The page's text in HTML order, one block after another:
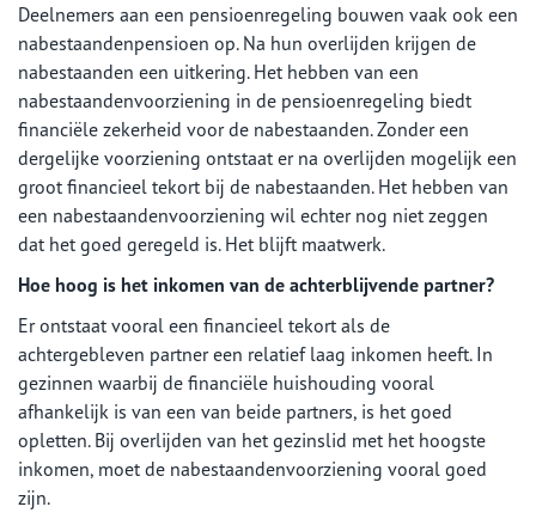
Deelnemers aan een pensioenregeling bouwen vaak ook een
nabestaandenpensioen op. Na hun overlijden krijgen de
nabestaanden een uitkering. Het hebben van een
nabestaandenvoorziening in de pensioenregeling biedt
financiële zekerheid voor de nabestaanden. Zonder een
dergelijke voorziening ontstaat er na overlijden mogelijk een
groot financieel tekort bij de nabestaanden. Het hebben van
een nabestaandenvoorziening wil echter nog niet zeggen
dat het goed geregeld is. Het blijft maatwerk.
Hoe hoog is het inkomen van de achterblijvende partner?
Er ontstaat vooral een financieel tekort als de
achtergebleven partner een relatief laag inkomen heeft. In
gezinnen waarbij de financiële huishouding vooral
afhankelijk is van een van beide partners, is het goed
opletten. Bij overlijden van het gezinslid met het hoogste
inkomen, moet de nabestaandenvoorziening vooral goed
zijn.